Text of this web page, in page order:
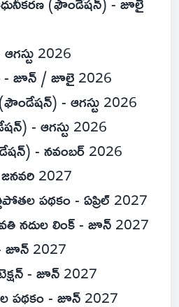
2026
- జూన్ / జూలై 2026
- ఆగస్టు 2026
- ఆగస్టు 2026
- నవంబర్ 2026
2027
పథకం - ఏప్రిల్ 2027
లింక్ - జూన్ 2027
జూన్ 2027
- జూన్ 2027
పథకం - జూన్ 2027